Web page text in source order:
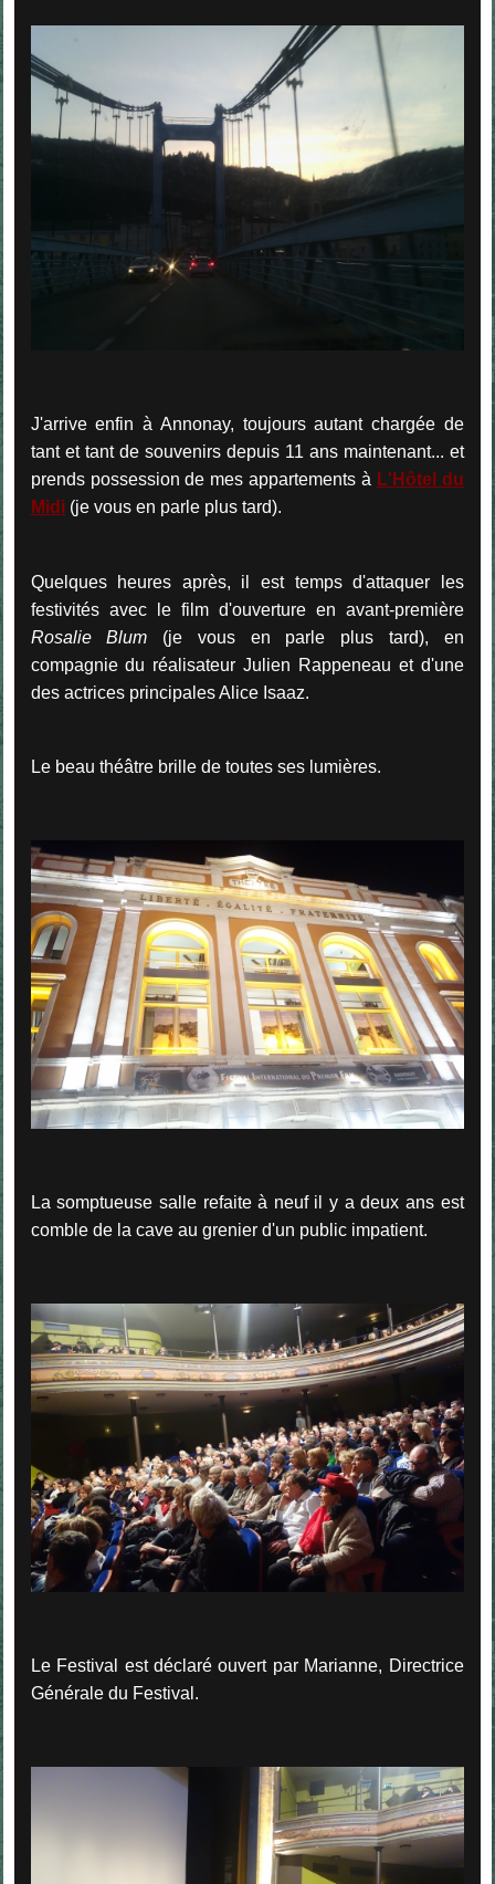
J'arrive enfin à Annonay, toujours autant chargée de
tant et tant de souvenirs depuis 11 ans maintenant... et
prends possession de mes appartements à L'Hôtel du
Midi(je vous en parle plus tard).
Quelques heures après, il est temps d'attaquer les
festivités avec le film d'ouverture en avant-première
Rosalie
Blum (je vous en parle plus tard), en
compagnie du réalisateur Julien Rappeneau et d'une
des actrices principales Alice Isaaz.
Le beau théâtre brille de toutes ses lumières.
La somptueuse salle refaite à neuf il y a deux ans est
comble de la cave au grenier d'un public impatient.
Le Festival est déclaré ouvert par Marianne, Directrice
Générale du Festival.